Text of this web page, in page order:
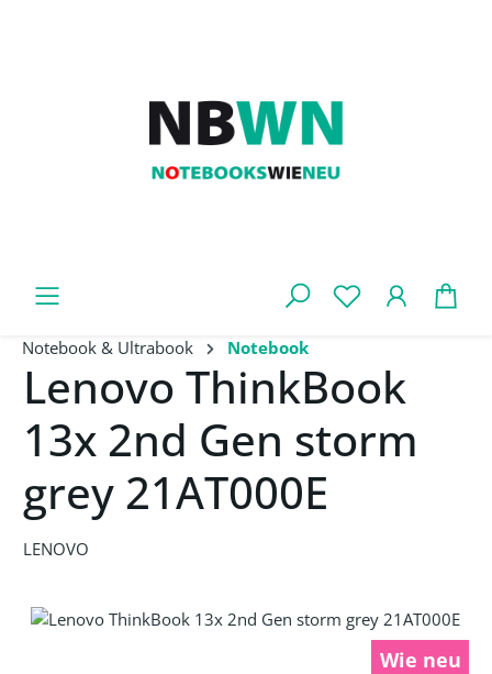
Notebook & Ultrabook Notebook
Lenovo ThinkBook
13x 2nd Gen storm
grey 21AT000E
LENOVO
Bildergalerie überspringen
Wie neu